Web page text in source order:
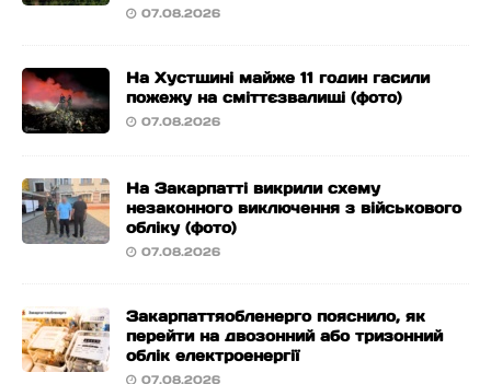
07.08.2026
На Хустщині майже 11 годин гасили
пожежу на сміттєзвалищі (фото)
07.08.2026
На Закарпатті викрили схему
незаконного виключення з військового
обліку (фото)
07.08.2026
Закарпаттяобленерго пояснило, як
перейти на двозонний або тризонний
облік електроенергії
07.08.2026